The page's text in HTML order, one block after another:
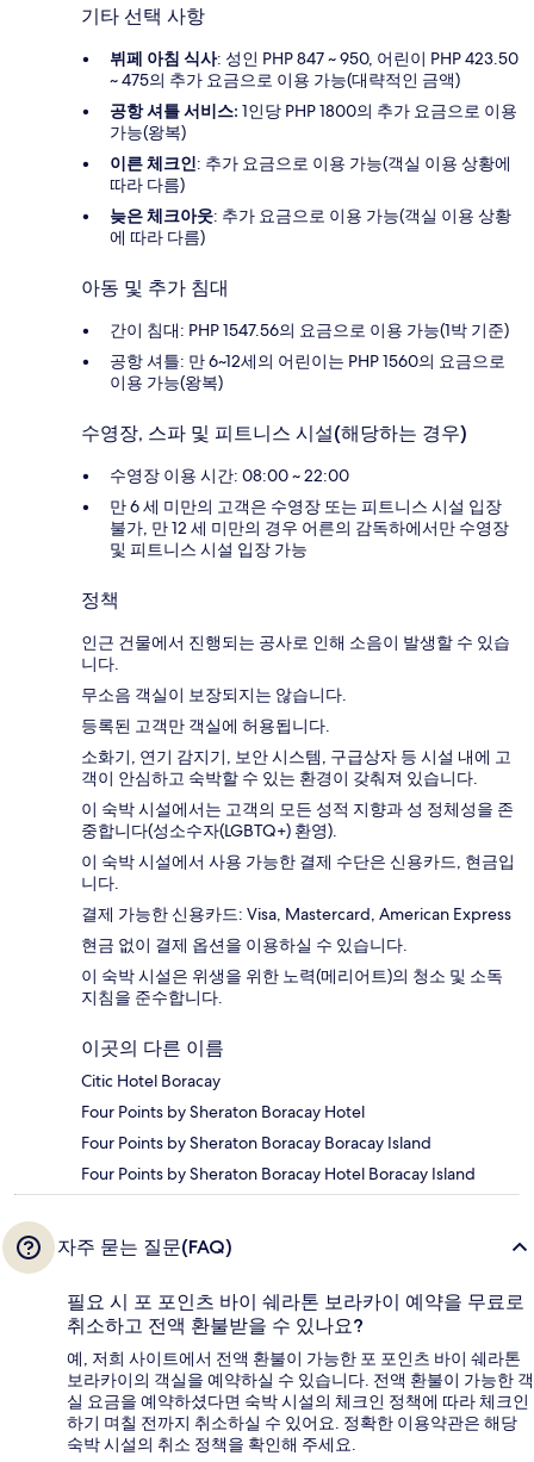
기타 선택 사항
뷔페 아침 식사: 성인 PHP 847 ~ 950, 어린이 PHP 423.50
~ 475의 추가 요금으로 이용 가능(대략적인 금액)
공항 셔틀 서비스: 1인당 PHP 1800의 추가 요금으로 이용
가능(왕복)
이른 체크인: 추가 요금으로 이용 가능(객실 이용 상황에
따라 다름)
늦은 체크아웃: 추가 요금으로 이용 가능(객실 이용 상황
에 따라 다름)
아동 및 추가 침대
간이 침대: PHP 1547.56의 요금으로 이용 가능(1박 기준)
공항 셔틀: 만 6~12세의 어린이는 PHP 1560의 요금으로
이용 가능(왕복)
수영장, 스파 및 피트니스 시설(해당하는 경우)
수영장 이용 시간: 08:00 ~ 22:00
만 6 세 미만의 고객은 수영장 또는 피트니스 시설 입장
불가, 만 12 세 미만의 경우 어른의 감독하에서만 수영장
및 피트니스 시설 입장 가능
정책
인근 건물에서 진행되는 공사로 인해 소음이 발생할 수 있습
니다.
무소음 객실이 보장되지는 않습니다.
등록된 고객만 객실에 허용됩니다.
소화기, 연기 감지기, 보안 시스템, 구급상자 등 시설 내에 고
객이 안심하고 숙박할 수 있는 환경이 갖춰져 있습니다.
이 숙박 시설에서는 고객의 모든 성적 지향과 성 정체성을 존
중합니다(성소수자(LGBTQ+) 환영).
이 숙박 시설에서 사용 가능한 결제 수단은 신용카드, 현금입
니다.
결제 가능한 신용카드: Visa, Mastercard, American Express
현금 없이 결제 옵션을 이용하실 수 있습니다.
이 숙박 시설은 위생을 위한 노력(메리어트)의 청소 및 소독
지침을 준수합니다.
이곳의 다른 이름
Citic Hotel Boracay
Four Points by Sheraton Boracay Hotel
Four Points by Sheraton Boracay Boracay Island
Four Points by Sheraton Boracay Hotel Boracay Island
자주 묻는 질문(FAQ)
필요 시 포 포인츠 바이 쉐라톤 보라카이 예약을 무료로
취소하고 전액 환불받을 수 있나요?
예, 저희 사이트에서 전액 환불이 가능한 포 포인츠 바이 쉐라톤
보라카이의 객실을 예약하실 수 있습니다. 전액 환불이 가능한 객
실 요금을 예약하셨다면 숙박 시설의 체크인 정책에 따라 체크인
하기 며칠 전까지 취소하실 수 있어요. 정확한 이용약관은 해당
숙박 시설의 취소 정책을 확인해 주세요.